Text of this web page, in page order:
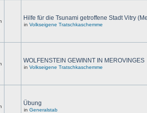
Hilfe für die Tsunami getroffene Stadt Vitry
in Volkseigene Tratschkaschemme
WOLFENSTEIN GEWINNT IN MEROVINGES
in Volkseigene Tratschkaschemme
Übung
in Generalstab